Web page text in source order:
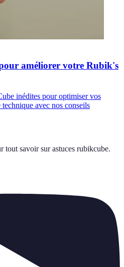
pour améliorer votre Rubik's
inédites pour optimiser vos
avec nos conseils
tout savoir sur astuces rubikcube.